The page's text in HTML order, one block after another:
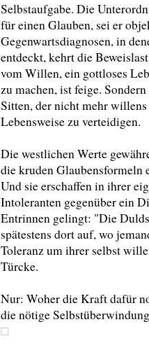
Selbstaufgabe. Die
für einen Glauben, sei er
Gegenwartsdiagnosen, in
entdeckt, kehrt die
vom Willen, ein gottloses
zu machen, ist feige.
Sitten, der nicht mehr
Lebensweise zu verteidigen.
Die westlichen Werte
die kruden
Und sie erschaffen in ihrer
Intoleranten gegenüber ein
Entrinnen gelingt: "Die
spätestens dort auf, wo
Toleranz um ihrer selbst
Türcke.
Nur: Woher die Kraft dafür
die nötige